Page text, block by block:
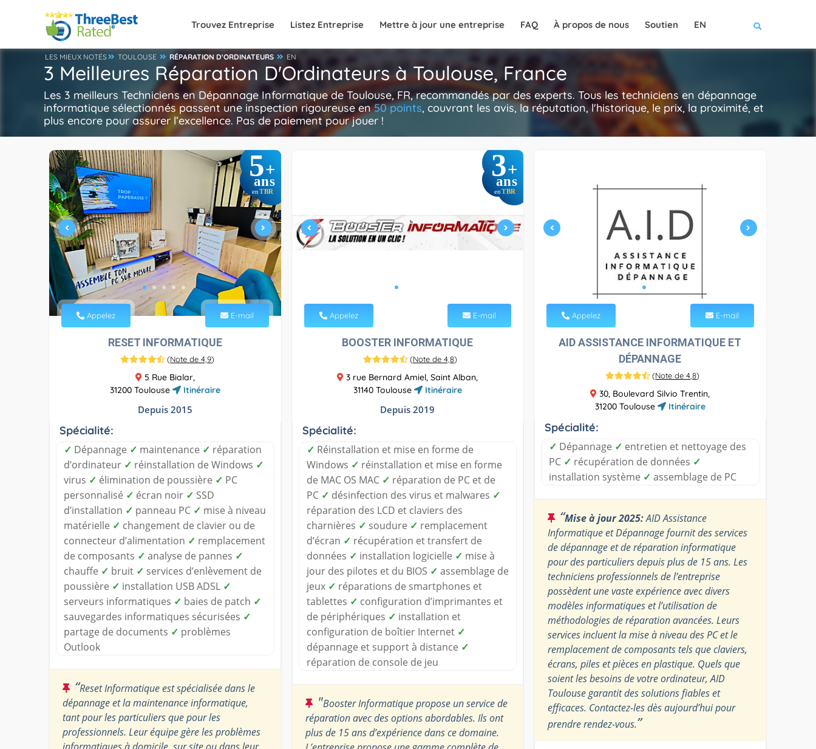
Trouvez Entreprise Listez Entreprise Mettre à jour une entreprise FAQ À propos de nous Soutien EN
LES MIEUX NOTÉS TOULOUSE RÉPARATION D'ORDINATEURS EN
3 Meilleures Réparation D'Ordinateurs à Toulouse, France
Les 3 meilleurs Techniciens en Dépannage Informatique de Toulouse, FR, recommandés par des experts. Tous les techniciens en dépannage
informatique sélectionnés passent une inspection rigoureuse en50 points, couvrant les avis, la réputation, l'historique, le prix, la proximité, et
plus encore pour assurer l’excellence. Pas de paiement pour jouer !
5+
ans
enTBR
Appelez E-mail
RESET INFORMATIQUE
(Note de 4,9)
5 Rue Bialar,
31200 Toulouse
Itinéraire
Depuis 2015
Spécialité:
✓ Dépannage ✓ maintenance ✓ réparation
d’ordinateur ✓ réinstallation de Windows ✓
virus ✓ élimination de poussière ✓ PC
personnalisé ✓ écran noir ✓ SSD
d’installation ✓ panneau PC ✓ mise à niveau
matérielle ✓ changement de clavier ou de
connecteur d’alimentation ✓ remplacement
de composants ✓ analyse de pannes ✓
chauffe ✓ bruit ✓ services d’enlèvement de
poussière ✓ installation USB ADSL ✓
serveurs informatiques ✓ baies de patch ✓
sauvegardes informatiques sécurisées ✓
partage de documents ✓ problèmes
Outlook
“Reset Informatique est spécialisée dans le
dépannage et la maintenance informatique,
tant pour les particuliers que pour les
professionnels. Leur équipe gère les problèmes
3+
ans
en TBR
Appelez E-mail
BOOSTER INFORMATIQUE
(Note de 4,8)
3 rue Bernard Amiel, Saint Alban,
31140 Toulouse
Itinéraire
Depuis 2019
Spécialité:
✓ Réinstallation et mise en forme de
Windows ✓ réinstallation et mise en forme
de MAC OS MAC ✓ réparation de PC et de
PC ✓ désinfection des virus et malwares ✓
réparation des LCD et claviers des
charnières ✓ soudure ✓ remplacement
d’écran ✓ récupération et transfert de
données ✓ installation logicielle ✓ mise à
jour des pilotes et du BIOS ✓ assemblage de
jeux ✓ réparations de smartphones et
tablettes ✓ configuration d’imprimantes et
de périphériques ✓ installation et
configuration de boîtier Internet ✓
dépannage et support à distance ✓
réparation de console de jeu
"Booster Informatique propose un service de
réparation avec des options abordables. Ils ont
plus de 15 ans d’expérience dans ce domaine.
Appelez E-mail
AID ASSISTANCE INFORMATIQUE ET
DÉPANNAGE
(Note de 4,8)
30, Boulevard Silvio Trentin,
31200 Toulouse
Itinéraire
Spécialité:
✓ Dépannage ✓ entretien et nettoyage des
PC ✓ récupération de données ✓
installation système ✓ assemblage de PC
“Mise à jour 2025:AID Assistance
Informatique et Dépannage fournit des services
de dépannage et de réparation informatique
pour des particuliers depuis plus de 15 ans. Les
techniciens professionnels de l’entreprise
possèdent une vaste expérience avec divers
modèles informatiques et l’utilisation de
méthodologies de réparation avancées. Leurs
services incluent la mise à niveau des PC et le
remplacement de composants tels que claviers,
écrans, piles et pièces en plastique. Quels que
soient les besoins de votre ordinateur, AID
Toulouse garantit des solutions fiables et
efficaces. Contactez-les dès aujourd’hui pour
prendre rendez-vous.”